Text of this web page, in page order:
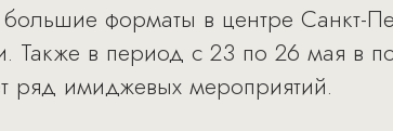
форматы в центре Санкт-
Также в период с 23 по 26 мая в
ряд имиджевых мероприятий.